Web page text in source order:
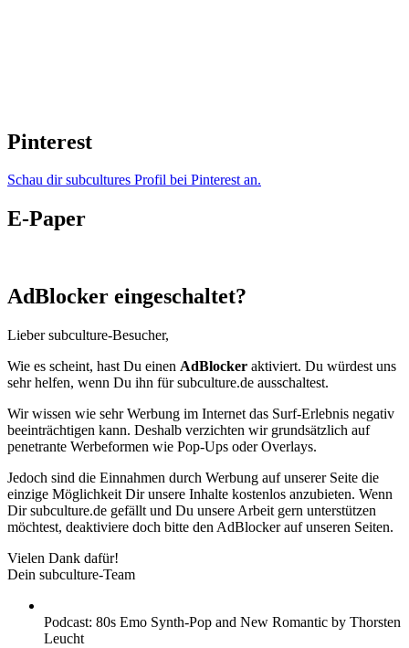
Pinterest
Schau dir subcultures Profil bei Pinterest an.
E-Paper
AdBlocker eingeschaltet?
Lieber subculture-Besucher,
Wie es scheint, hast Du einen AdBlocker aktiviert. Du würdest uns
sehr helfen, wenn Du ihn für subculture.de ausschaltest.
Wir wissen wie sehr Werbung im Internet das Surf-Erlebnis negativ
beeinträchtigen kann. Deshalb verzichten wir grundsätzlich auf
penetrante Werbeformen wie Pop-Ups oder Overlays.
Jedoch sind die Einnahmen durch Werbung auf unserer Seite die
einzige Möglichkeit Dir unsere Inhalte kostenlos anzubieten. Wenn
Dir subculture.de gefällt und Du unsere Arbeit gern unterstützen
möchtest, deaktiviere doch bitte den AdBlocker auf unseren Seiten.
Vielen Dank dafür!
Dein subculture-Team
Podcast: 80s Emo Synth-Pop and New Romantic by Thorsten
Leucht